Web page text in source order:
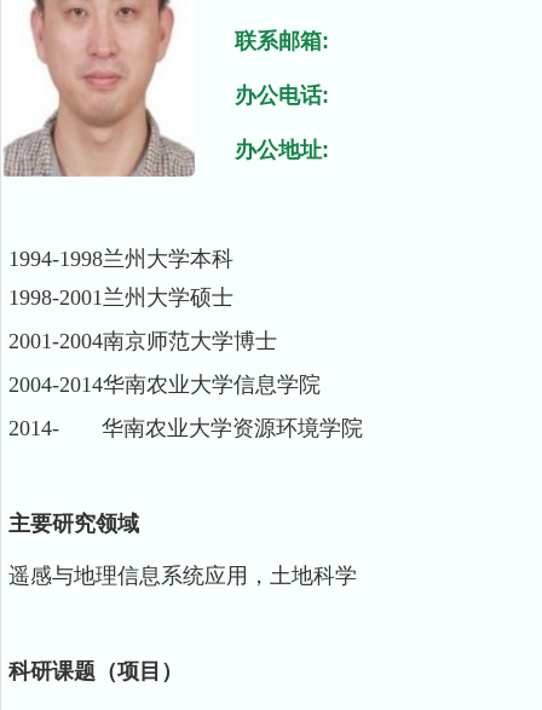
联系邮箱:
办公电话:
办公地址:
1994-1998兰州大学本科
1998-2001兰州大学硕士
2001-2004南京师范大学博士
2004-2014华南农业大学信息学院
2014- 华南农业大学资源环境学院
主要研究领域
遥感与地理信息系统应用，土地科学
科研课题（项目）